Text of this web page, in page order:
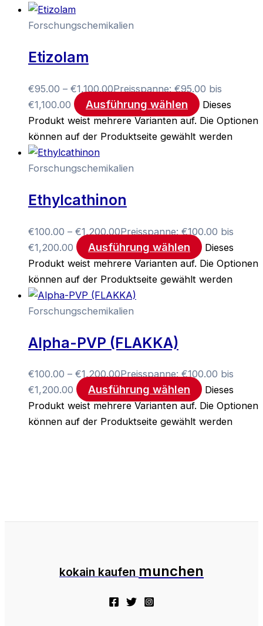
Forschungschemikalien
Etizolam
€95.00 – €1,100.00Preisspanne: €95.00 bis
€1,100.00
Ausführung wählen
Dieses
Produkt weist mehrere Varianten auf. Die Optionen
können auf der Produktseite gewählt werden
Forschungschemikalien
Ethylcathinon
€100.00 – €1,200.00Preisspanne: €100.00 bis
€1,200.00
Ausführung wählen
Dieses
Produkt weist mehrere Varianten auf. Die Optionen
können auf der Produktseite gewählt werden
Forschungschemikalien
Alpha-PVP (FLAKKA)
€100.00 – €1,200.00Preisspanne: €100.00 bis
€1,200.00
Ausführung wählen
Dieses
Produkt weist mehrere Varianten auf. Die Optionen
können auf der Produktseite gewählt werden
kokain kaufen munchen